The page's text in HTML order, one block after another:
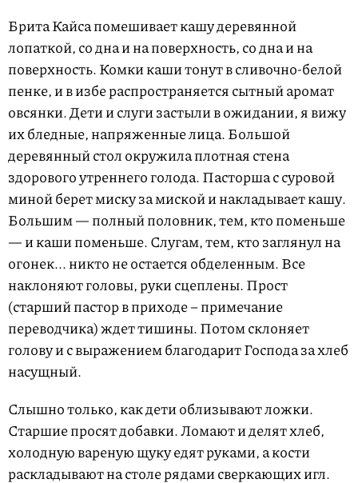
Брита Кайса помешивает кашу деревянной
лопаткой, со дна и на поверхность, со дна и на
поверхность. Комки каши тонут в сливочно-белой
пенке, и в избе распространяется сытный аромат
овсянки. Дети и слуги застыли в ожидании, я вижу
их бледные, напряженные лица. Большой
деревянный стол окружила плотная стена
здорового утреннего голода. Пасторша с суровой
миной берет миску за миской и накладывает кашу.
Большим — полный половник, тем, кто поменьше
— и каши поменьше. Слугам, тем, кто заглянул на
огонек... никто не остается обделенным. Все
наклоняют головы, руки сцеплены. Прост
(старший пастор в приходе – примечание
переводчика) ждет тишины. Потом склоняет
голову и с выражением благодарит Господа за хлеб
насущный.
Слышно только, как дети облизывают ложки.
Старшие просят добавки. Ломают и делят хлеб,
холодную вареную щуку едят руками, а кости
раскладывают на столе рядами сверкающих игл.